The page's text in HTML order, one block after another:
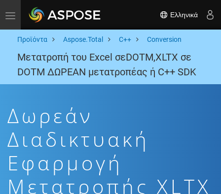
Toggle navigation Ελληνικά
Προϊόντα Aspose.Total C++ Conversion
Μετατροπή του Excel σεDOTM,XLTX σε
DOTM ΔΩΡΕΑΝ μετατροπέας ή C++ SDK
Δωρεάν
Διαδικτυακή
Εφαρμογή
Μετατροπής XLTX